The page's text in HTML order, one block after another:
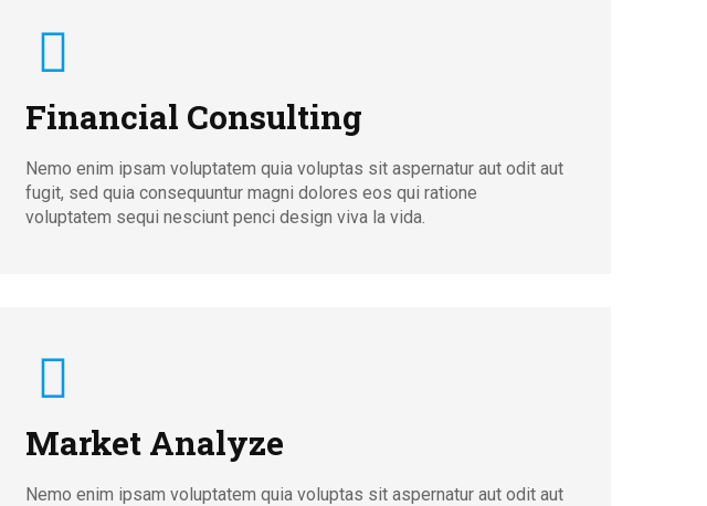
Financial Consulting
Nemo enim ipsam voluptatem quia voluptas sit aspernatur aut odit aut
fugit, sed quia consequuntur magni dolores eos qui ratione
voluptatem sequi nesciunt penci design viva la vida.
Market Analyze
Nemo enim ipsam voluptatem quia voluptas sit aspernatur aut odit aut